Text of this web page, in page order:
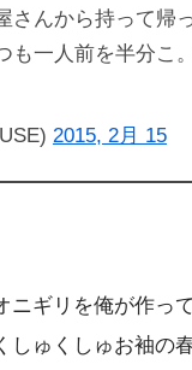
さんから持って帰
も一人前を半分こ
2015, 2月 15
ニギリを俺が作っ
ゅくしゅお袖の